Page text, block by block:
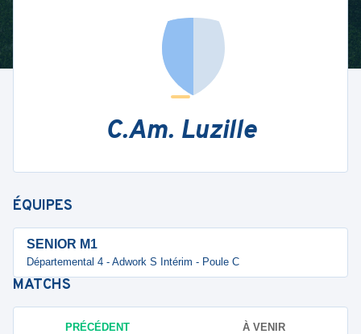
C.Am. Luzille
ÉQUIPES
SENIOR M1
Départemental 4 - Adwork S Intérim - Poule C
MATCHS
PRÉCÉDENT À VENIR